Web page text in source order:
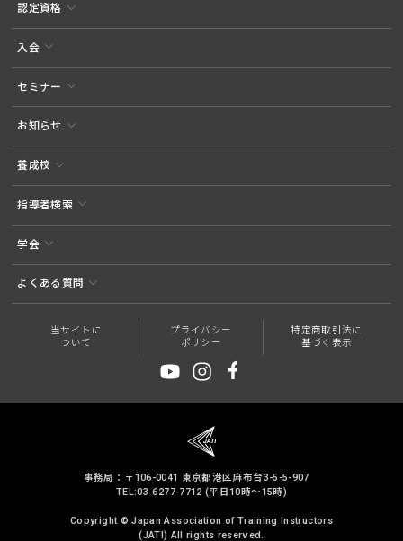
認定資格
入会
セミナー
お知らせ
養成校
指導者検索
学会
よくある質問
当サイトに
ついて
プライバシー
ポリシー
特定商取引法に
基づく表示
事務局：〒106-0041 東京都港区麻布台3-5-5-907
TEL:03-6277-7712 (平日10時～15時)
Copyright © Japan Association of Training Instructors
(JATI) All rights reserved.